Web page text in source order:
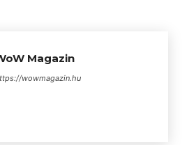
Magazin
wowmagazin.hu